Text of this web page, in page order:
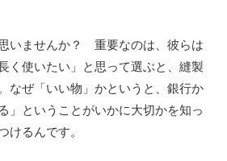
いませんか？ 重要なのは、彼らは
く使いたい」と思って選ぶと、縫製
なぜ「いい物」かというと、銀行か
」ということがいかに大切かを知っ
るんです。